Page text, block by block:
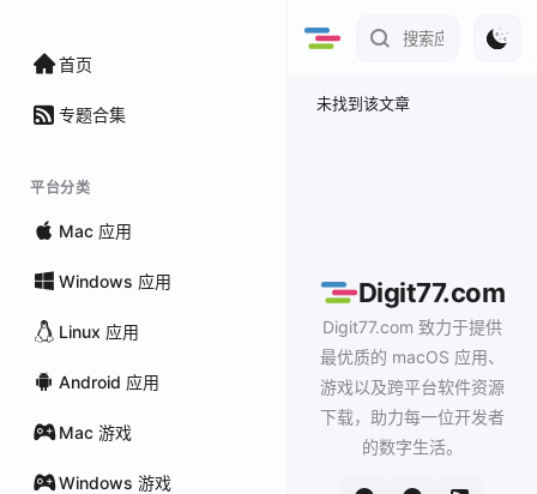
首页
专题合集
平台分类
Mac 应用
Windows 应用
Linux 应用
Android 应用
Mac 游戏
Windows 游戏
未找到该文章
Digit77.com
Digit77.com 致力于提供
最优质的 macOS 应用、
游戏以及跨平台软件资源
下载，助力每一位开发者
的数字生活。